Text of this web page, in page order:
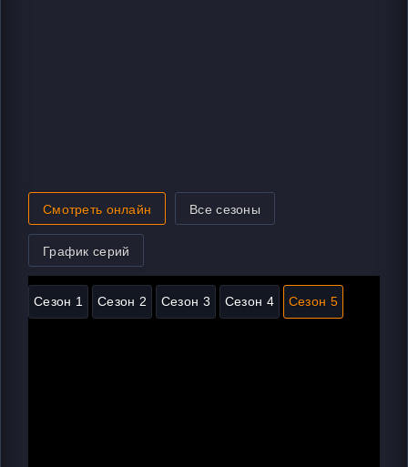
Смотреть онлайн Все сезоны
График серий
Сезон 1 Сезон 2 Сезон 3 Сезон 4 Сезон 5